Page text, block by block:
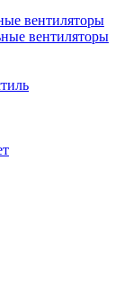
вентиляторы
вентиляторы